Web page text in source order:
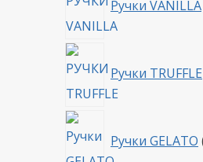
Ручки VANILLA
Ручки TRUFFLE
Ручки GELATO